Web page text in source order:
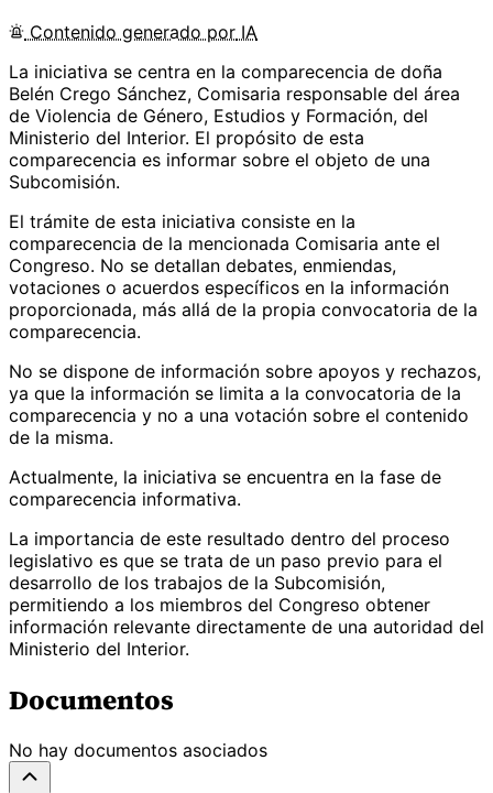
Contenido generado por IA
La iniciativa se centra en la comparecencia de doña
Belén Crego Sánchez, Comisaria responsable del área
de Violencia de Género, Estudios y Formación, del
Ministerio del Interior. El propósito de esta
comparecencia es informar sobre el objeto de una
Subcomisión.
El trámite de esta iniciativa consiste en la
comparecencia de la mencionada Comisaria ante el
Congreso. No se detallan debates, enmiendas,
votaciones o acuerdos específicos en la información
proporcionada, más allá de la propia convocatoria de la
comparecencia.
No se dispone de información sobre apoyos y rechazos,
ya que la información se limita a la convocatoria de la
comparecencia y no a una votación sobre el contenido
de la misma.
Actualmente, la iniciativa se encuentra en la fase de
comparecencia informativa.
La importancia de este resultado dentro del proceso
legislativo es que se trata de un paso previo para el
desarrollo de los trabajos de la Subcomisión,
permitiendo a los miembros del Congreso obtener
información relevante directamente de una autoridad del
Ministerio del Interior.
Documentos
No hay documentos asociados